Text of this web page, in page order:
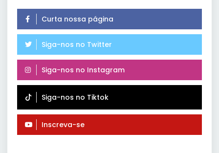
Curta nossa página
Siga-nos no Twitter
Siga-nos no Instagram
Siga-nos no Tiktok
Inscreva-se